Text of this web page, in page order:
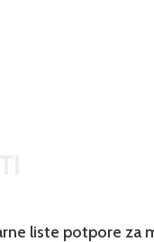
liste potpore za